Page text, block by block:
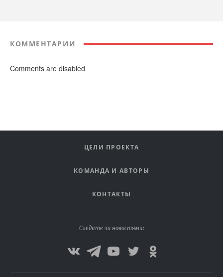
КОММЕНТАРИИ
Comments are disabled
ЦЕЛИ ПРОЕКТА
КОМАНДА И АВТОРЫ
КОНТАКТЫ
Следите за новостями: